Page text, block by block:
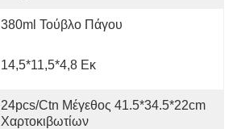
380ml Τούβλο Πάγου
14,5*11,5*4,8 Εκ
24pcs/ctn Μέγεθος 41.5*34.5*22cm
Χαρτοκιβωτίων